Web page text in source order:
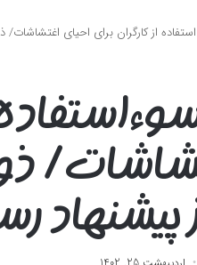
از کارگران برای احیای اغتشاشات/
پیشنهاد